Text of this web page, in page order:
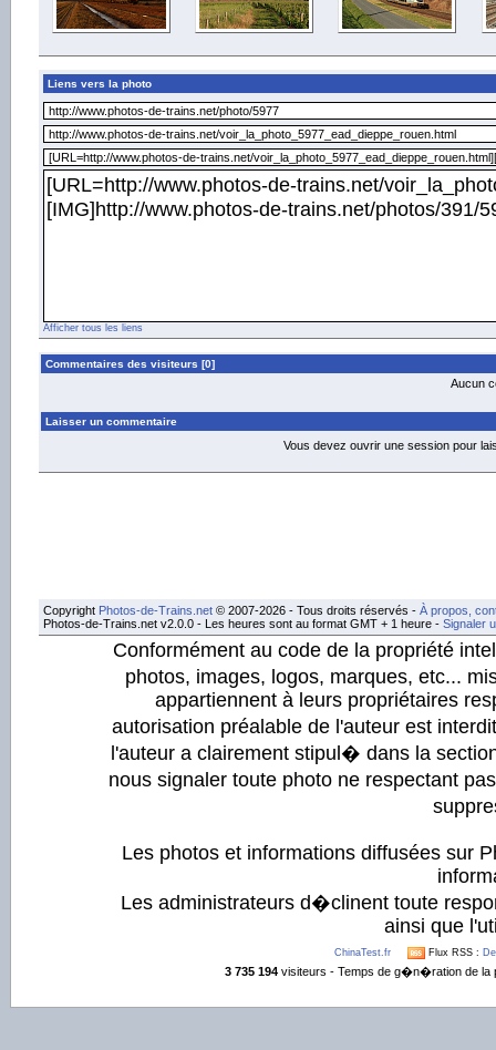
Liens vers la photo
Afficher tous les liens
Commentaires des visiteurs [0]
Aucun
Laisser un commentaire
Vous devez ouvrir une session pour
Copyright Photos-de-Trains.net © 2007-2026 - Tous droits réservés - À propos,
Photos-de-Trains.net v2.0.0 - Les heures sont au format GMT + 1 heure - Signaler
Conformément au code de la propriété
photos, images, logos, marques, etc...
appartiennent à leurs propriétaires
autorisation préalable de l'auteur est
l'auteur a clairement stipul� dans la
nous signaler toute photo ne respectant
Les photos et informations diffusées sur
Les administrateurs d�clinent toute
ainsi que
ChinaTest.fr Flux RSS :
3 735 194visiteurs - Temps de g�n�ration de la